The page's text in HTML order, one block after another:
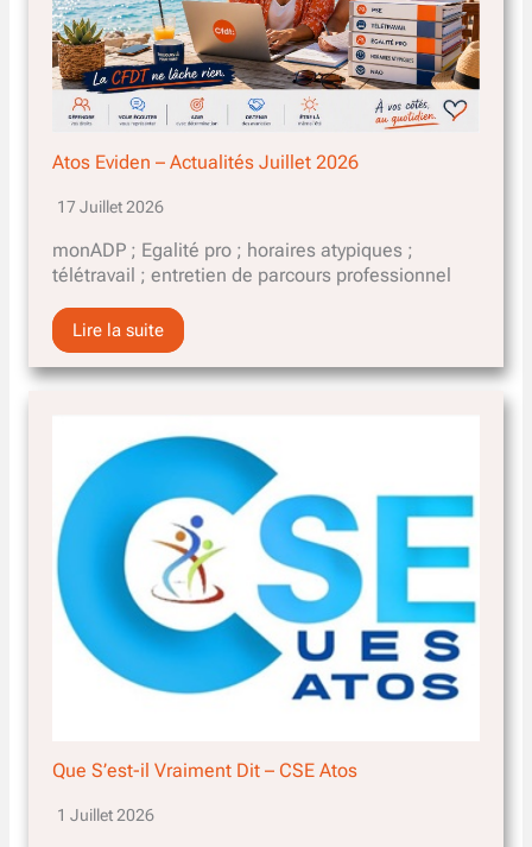
Atos Eviden – Actualités Juillet 2026
17 Juillet 2026
monADP ; Egalité pro ; horaires atypiques ;
télétravail ; entretien de parcours professionnel
Lire la suite
Que S’est-il Vraiment Dit – CSE Atos
1 Juillet 2026